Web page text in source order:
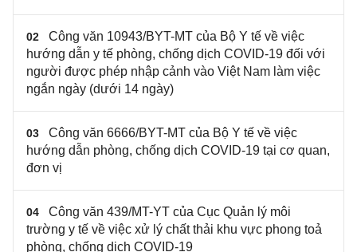
02
Công văn 10943/BYT-MT của Bộ Y tế về việc
hướng dẫn y tế phòng, chống dịch COVID-19 đối với
người được phép nhập cảnh vào Việt Nam làm việc
ngắn ngày (dưới 14 ngày)
03
Công văn 6666/BYT-MT của Bộ Y tế về việc
hướng dẫn phòng, chống dịch COVID-19 tại cơ quan,
đơn vị
04
Công văn 439/MT-YT của Cục Quản lý môi
trường y tế về việc xử lý chất thải khu vực phong toả
phòng, chống dịch COVID-19